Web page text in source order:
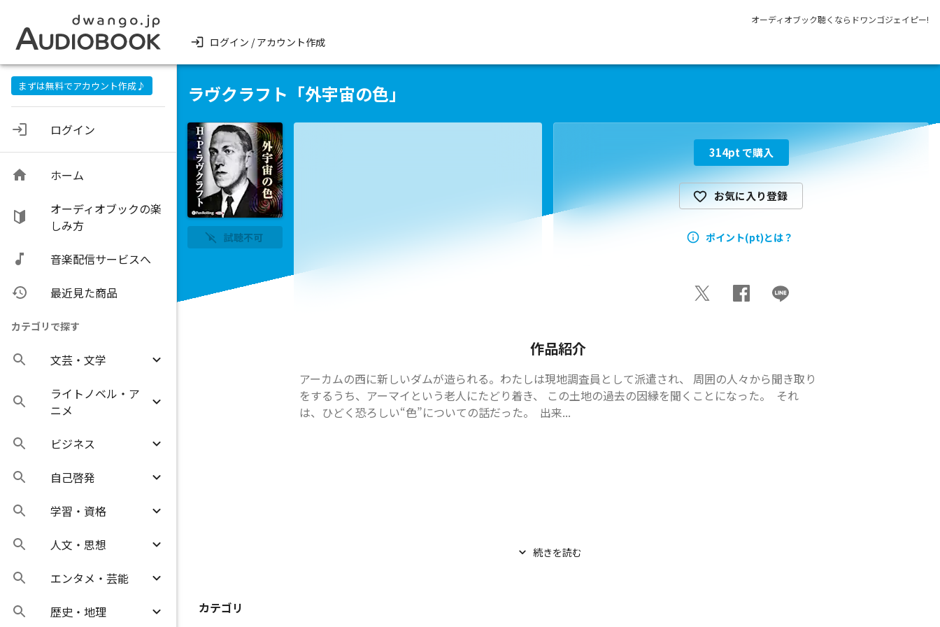
オーディオブック聴くならドワンゴジェイピー!
ログイン / アカウント作成
まずは無料でアカウント作成♪
ログイン
ホーム
オーディオブックの楽
しみ方
音楽配信サービスへ
最近見た商品
カテゴリで探す
文芸・文学
ライトノベル・ア
ニメ
ビジネス
自己啓発
学習・資格
人文・思想
エンタメ・芸能
歴史・地理
ラヴクラフト「外宇宙の色」
試聴不可
314pt で購入
お気に入り登録
ポイント(pt)とは？
作品紹介
アーカムの西に新しいダムが造られる。わたしは現地調査員として派遣され、 周囲の人々から聞き取り
をするうち、アーマイという老人にたどり着き、 この土地の過去の因縁を聞くことになった。  それ
は、ひどく恐ろしい“色”についての話だった。  出来...
続きを読む
カテゴリ